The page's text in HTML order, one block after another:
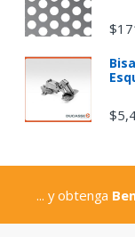
$
$
... y obtenga